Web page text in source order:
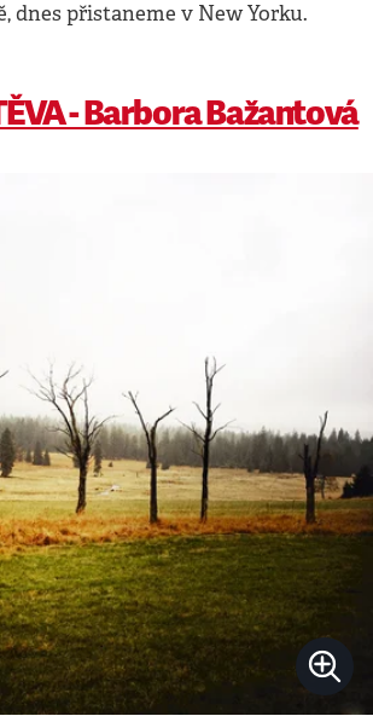
dnes přistaneme v New Yorku.
- Barbora Bažantová